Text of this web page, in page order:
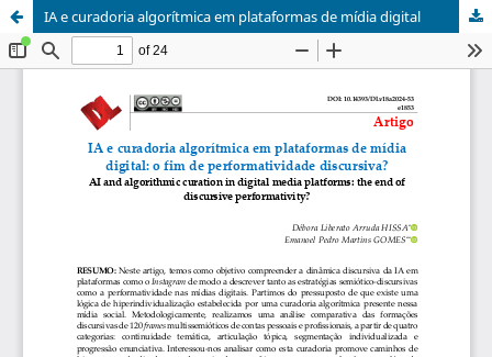
IA e curadoria algorítmica em plataformas de mídia digital